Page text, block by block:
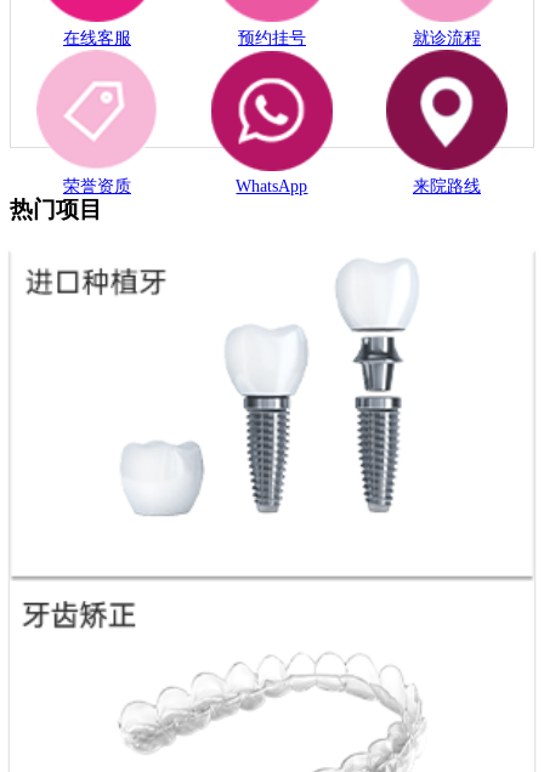
在线客服 预约挂号 就诊流程
荣誉资质 WhatsApp 来院路线
热门项目